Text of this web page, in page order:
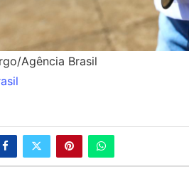
Agência Brasil